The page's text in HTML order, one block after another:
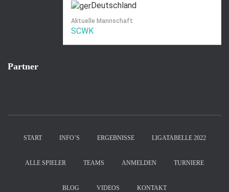
Deutschland
Aktuelle Mannschaft
SCWK
Partner
START INFO’S ERGEBNISSE LIGATABELLE 2022
ALLE SPIELER TEAMS ANMELDEN TURNIERE
BLOG VIDEOS KONTAKT